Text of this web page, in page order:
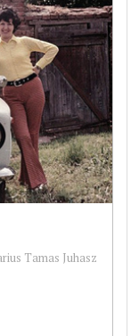
Tamas Juhasz‎